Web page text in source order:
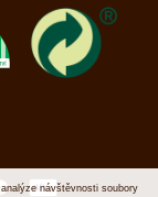
návštěvnosti soubory